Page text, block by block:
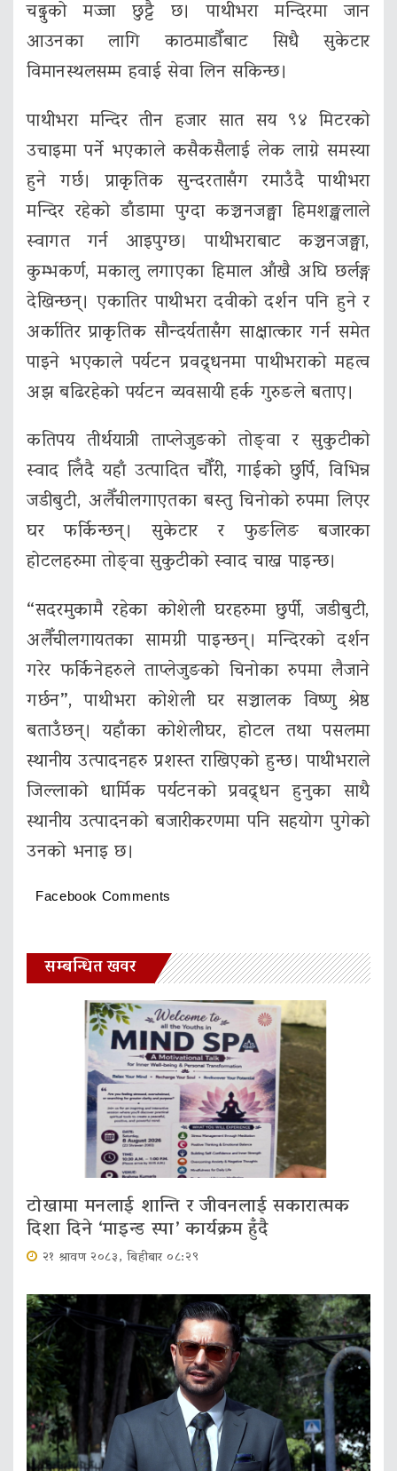
चढ्नुको मज्जा छुट्टै छ। पाथीभरा मन्दिरमा जान
आउनका लागि काठमाडौँबाट सिधै सुकेटार
विमानस्थलसम्म हवाई सेवा लिन सकिन्छ।
पाथीभरा मन्दिर तीन हजार सात सय ९४ मिटरको
उचाइमा पर्ने भएकाले कसैकसैलाई लेक लाग्ने समस्या
हुने गर्छ। प्राकृतिक सुन्दरतासँग रमाउँदै पाथीभरा
मन्दिर रहेको डाँडामा पुग्दा कञ्चनजङ्घा हिमशङ्खलाले
स्वागत गर्न आइपुग्छ। पाथीभराबाट कञ्चनजङ्घा,
कुम्भकर्ण, मकालु लगाएका हिमाल आँखै अघि छर्लङ्ग
देखिन्छन्। एकातिर पाथीभरा दवीको दर्शन पनि हुने र
अर्कातिर प्राकृतिक सौन्दर्यतासँग साक्षात्कार गर्न समेत
पाइने भएकाले पर्यटन प्रवद्र्धनमा पाथीभराको महत्व
अझ बढिरहेको पर्यटन व्यवसायी हर्क गुरुङले बताए।
कतिपय तीर्थयात्री ताप्लेजुङको तोङ्वा र सुकुटीको
स्वाद लिँदै यहाँ उत्पादित चौँरी, गाईको छुर्पि, विभिन्न
जडीबुटी, अलैँचीलगाएतका बस्तु चिनोको रुपमा लिएर
घर फर्किन्छन्। सुकेटार र फुङलिङ बजारका
होटलहरुमा तोङ्वा सुकुटीको स्वाद चाख्न पाइन्छ।
“सदरमुकामै रहेका कोशेली घरहरुमा छुर्पी, जडीबुटी,
अलैँचीलगायतका सामग्री पाइन्छन्। मन्दिरको दर्शन
गरेर फर्किनेहरुले ताप्लेजुङको चिनोका रुपमा लैजाने
गर्छन”, पाथीभरा कोशेली घर सञ्चालक विष्णु श्रेष्ठ
बताउँछन्। यहाँका कोशेलीघर, होटल तथा पसलमा
स्थानीय उत्पादनहरु प्रशस्त राखिएको हुन्छ। पाथीभराले
जिल्लाको धार्मिक पर्यटनको प्रवद्र्धन हुनुका साथै
स्थानीय उत्पादनको बजारीकरणमा पनि सहयोग पुगेको
उनको भनाइ छ।
Facebook Comments
सम्बन्धित खवर
टोखामा मनलाई शान्ति र जीवनलाई सकारात्मक
दिशा दिने ‘माइन्ड स्पा’ कार्यक्रम हुँदै
२१ श्रावण २०८३, बिहीबार ०८:२९